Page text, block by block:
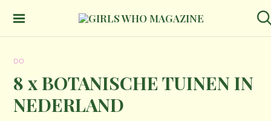
DO
8 x BOTANISCHE TUINEN IN
NEDERLAND